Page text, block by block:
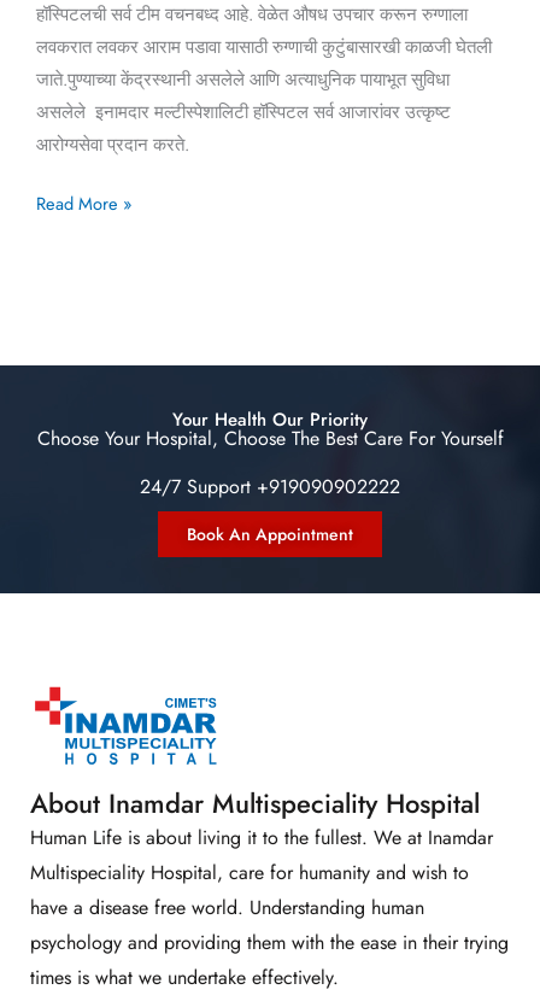
हॉस्पिटलची सर्व टीम वचनबध्द आहे. वेळेत औषध उपचार करून रुग्णाला
लवकरात लवकर आराम पडावा यासाठी रुग्णाची कुटुंबासारखी काळजी घेतली
जाते.पुण्याच्या केंद्रस्थानी असलेले आणि अत्याधुनिक पायाभूत सुविधा
असलेले इनामदार मल्टीस्पेशालिटी हॉस्पिटल सर्व आजारांवर उत्कृष्ट
आरोग्यसेवा प्रदान करते.
Read More »
Your Health Our Priority
Choose Your Hospital, Choose The Best Care For Yourself
24/7 Support +919090902222
Book An Appointment
About Inamdar Multispeciality Hospital
Human Life is about living it to the fullest. We at Inamdar
Multispeciality Hospital, care for humanity and wish to
have a disease free world. Understanding human
psychology and providing them with the ease in their trying
times is what we undertake effectively.